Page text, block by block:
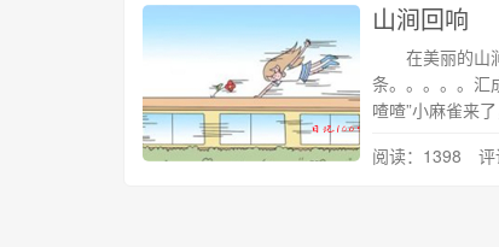
山涧回响
在美丽的山涧
条。。。。。汇
喳喳”小麻雀来
阅读：1398 评